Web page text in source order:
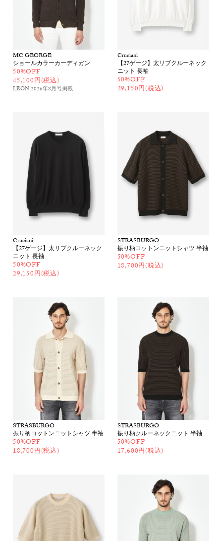
MC GEORGE
ショールカラーカーディガン
50%OFF
45,100円(税込)
LEON 2026年8月号掲載
Cruciani
【27ゲージ】太リブクルーネック
ニット 長袖
50%OFF
29,150円(税込)
Cruciani
【27ゲージ】太リブクルーネック
ニット 長袖
50%OFF
29,150円(税込)
STRASBURGO
振り柄コットンニットシャツ 半袖
50%OFF
18,700円(税込)
STRASBURGO
振り柄コットンニットシャツ 半袖
50%OFF
18,700円(税込)
STRASBURGO
振り柄クルーネックニット 半袖
50%OFF
17,600円(税込)